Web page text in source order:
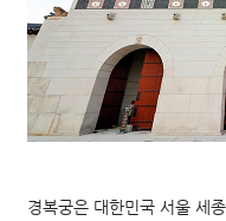
경복궁은 대한민국 서울 세